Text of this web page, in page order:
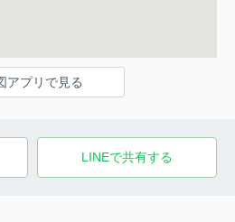
アプリで見る
LINEで共有する